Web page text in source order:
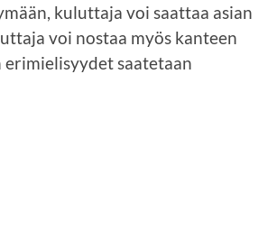
kuluttaja voi saattaa asian
voi nostaa myös kanteen
saatetaan